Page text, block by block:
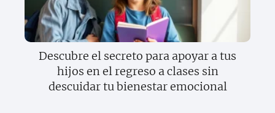
Descubre el secreto para apoyar a tus
hijos en el regreso a clases sin
descuidar tu bienestar emocional